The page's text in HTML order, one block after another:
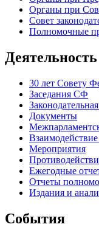
Органы при
Совет
Полномочные
Деятельность
30 лет Совету
Заседания СФ
Документы
Мероприятия
Ежегодные
Отчеты
Издания и
События